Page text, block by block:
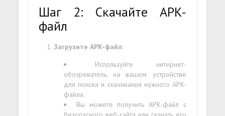
Шаг 2: Скачайте APK-
файл
Загрузите APK-файл:
Используйте интернет-
обозреватель на вашем устройстве
для поиска и скачивания нужного APK-
файла.
Вы можете получить APK-файл с